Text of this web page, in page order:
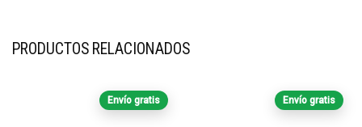
PRODUCTOS RELACIONADOS
Envío gratis Envío gratis